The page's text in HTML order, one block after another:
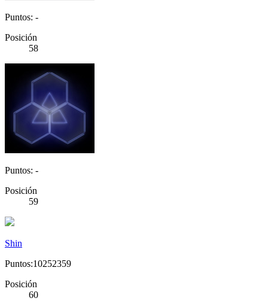
Puntos: -
Posición
58
Puntos: -
Posición
59
Shin
Puntos:10252359
Posición
60